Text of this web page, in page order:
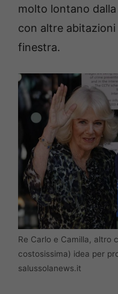
molto lontano
con altre
finestra.
Re Carlo e Camilla, altro
costosissima) idea per
salussolanews.it